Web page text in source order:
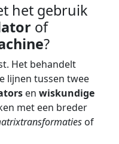
het gebruik
of
?
Het behandelt
lijnen tussen twee
en wiskundige
met een breder
of